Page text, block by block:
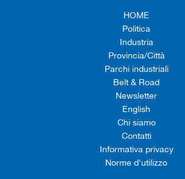
HOME
Politica
Industria
Provincia/Città
Parchi industriali
Belt & Road
Newsletter
English
Chi siamo
Contatti
Informativa privacy
Norme d'utilizzo